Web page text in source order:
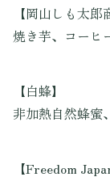
【岡山しも太郎
焼き芋、コーヒ
【白蜂】
非加熱自然蜂蜜
【Freedom